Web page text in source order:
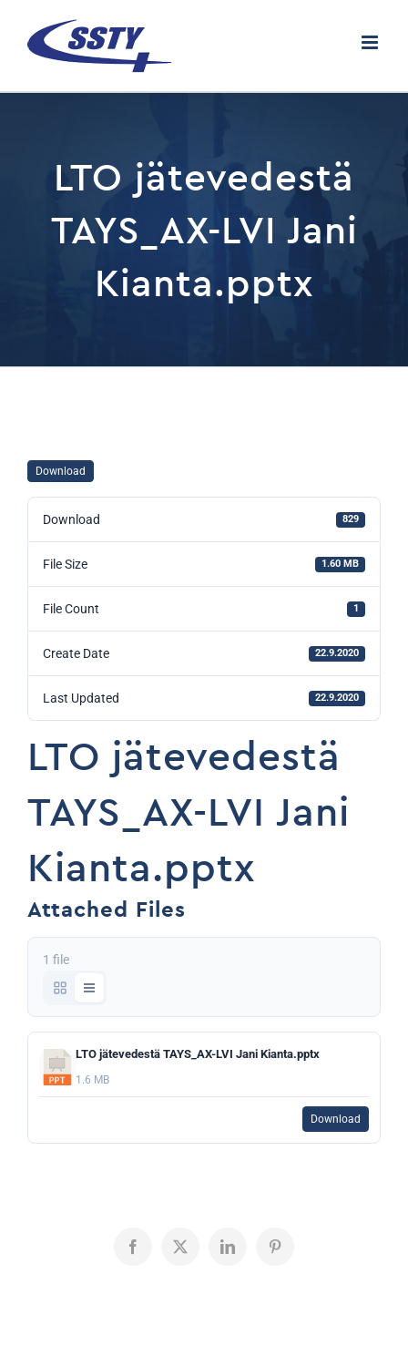
content
LTO jätevedestä
TAYS_AX-LVI Jani
Kianta.pptx
Download
Download 829
File Size 1.60 MB
File Count 1
Create Date 22.9.2020
Last Updated 22.9.2020
LTO jätevedestä
TAYS_AX-LVI Jani
Kianta.pptx
Attached Files
1 file
LTO jätevedestä TAYS_AX-LVI Jani Kianta.pptx
1.6 MB
Download
Facebook
X LinkedInPinterest